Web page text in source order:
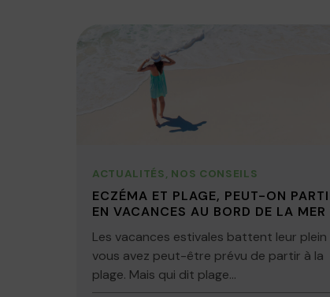
ACTUALITÉS, NOS CONSEILS
ECZÉMA ET PLAGE, PEUT-ON
EN VACANCES AU BORD DE LA MER
Les vacances estivales battent leur
vous avez peut-être prévu de partir à la
plage. Mais qui dit plage...